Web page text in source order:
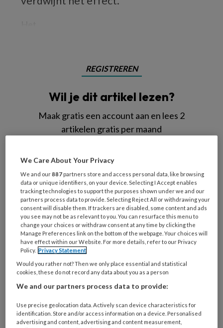
REGISTREREN
Wil je dit artikel lezen?
Maak gratis een account aan en lees 2
artikelen gratis per maand
Wat
is
je
e-
mailadres?
* *
Kies
je
wachtwoord* *
Kies
je
functie *
Bij
welke
organisatie
We Care About Your Privacy
We and our887 partners store and access personal data, like browsing
data or unique identifiers, on your device. Selecting I Accept enables
tracking technologies to support the purposes shown under we and our
partners process data to provide. Selecting Reject All or withdrawing your
consent will disable them. If trackers are disabled, some content and ads
you see may not be as relevant to you. You can resurface this menu to
change your choices or withdraw consent at any time by clicking the
Manage Preferences link on the bottom of the webpage. Your choices will
have effect within our Website. For more details, refer to our Privacy
Policy. Privacy Statement
Would you rather not? Then we only place essential and statistical
cookies, these do not record any data about you as a person
We and our partners process data to provide:
Use precise geolocation data. Actively scan device characteristics for
identification. Store and/or access information on a device. Personalised
advertising and content, advertising and content measurement,